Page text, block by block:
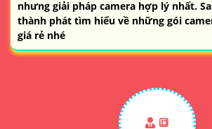
nhưng giải pháp camera hợp lý nhất.
thành phát tìm hiểu về những gói
giá rẻ nhé
🔳